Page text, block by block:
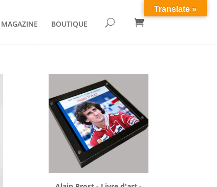
MAGAZINE BOUTIQUE U 
Translate »